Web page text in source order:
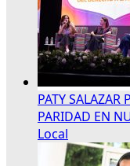
PATY SALAZAR
PARIDAD EN
Local